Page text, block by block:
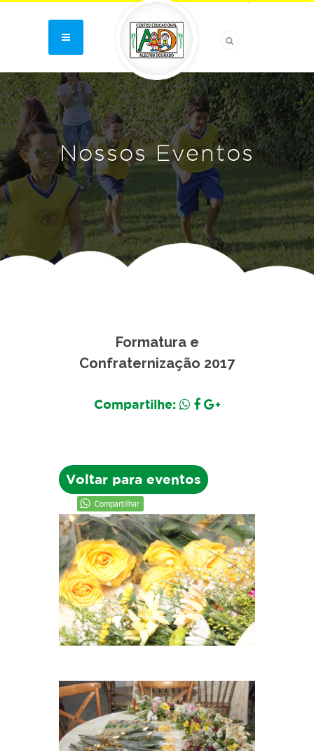
Nossos Eventos
Formatura e
Confraternização 2017
Compartilhe:
Voltar para eventos